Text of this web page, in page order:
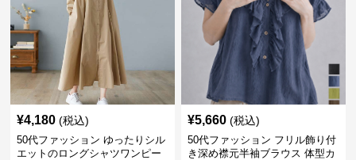
¥4,180 (税込)
50代ファッション ゆったりシル
エットのロングシャツワンピー
¥5,660 (税込)
50代ファッション フリル飾り付
き深め襟元半袖ブラウス 体型カ